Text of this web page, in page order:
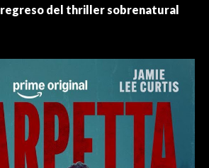
del thriller sobrenatural